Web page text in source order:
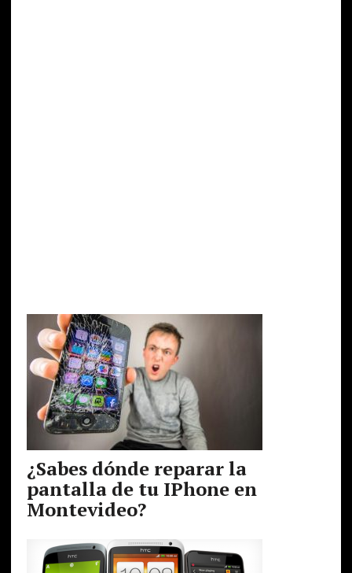
¿Sabes dónde reparar la
pantalla de tu IPhone en
Montevideo?